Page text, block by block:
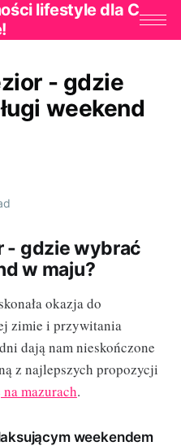
lifestyle dla C
- gdzie
weekend
- gdzie wybrać
w maju?
okazja do
zimie i przywitania
dają nam nieskończone
z najlepszych propozycji
mazurach.
weekendem